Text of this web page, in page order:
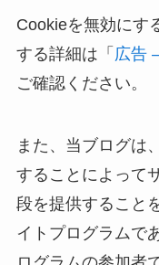
Cookieを無効にす
する詳細は「 広告
ご確認ください。
また、当ブログは
することによって
段を提供すること
イトプログラムで